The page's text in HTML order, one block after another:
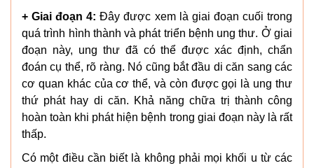
+ Giai đoạn 4: Đây được xem là giai đoạn cuối trong
quá trình hình thành và phát triển bệnh ung thư. Ở giai
đoạn này, ung thư đã có thể được xác định, chẩn
đoán cụ thể, rõ ràng. Nó cũng bắt đầu di căn sang các
cơ quan khác của cơ thể, và còn được gọi là ung thư
thứ phát hay di căn. Khả năng chữa trị thành công
hoàn toàn khi phát hiện bệnh trong giai đoạn này là rất
thấp.
Có một điều cần biết là không phải mọi khối u từ các